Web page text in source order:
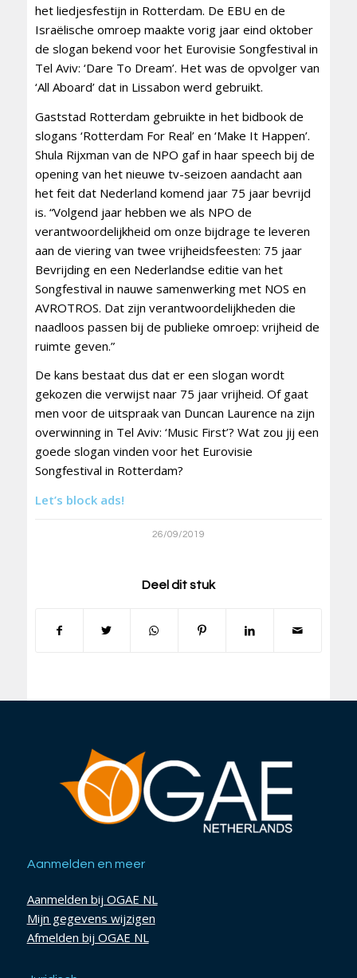
het liedjesfestijn in Rotterdam. De EBU en de
Israëlische omroep maakte vorig jaar eind oktober
de slogan bekend voor het Eurovisie Songfestival in
Tel Aviv: ‘Dare To Dream’. Het was de opvolger van
‘All Aboard’ dat in Lissabon werd gebruikt.
Gaststad Rotterdam gebruikte in het bidbook de
slogans ‘Rotterdam For Real’ en ‘Make It Happen’.
Shula Rijxman van de NPO gaf in haar speech bij de
opening van het nieuwe tv-seizoen aandacht aan
het feit dat Nederland komend jaar 75 jaar bevrijd
is. “Volgend jaar hebben we als NPO de
verantwoordelijkheid om onze bijdrage te leveren
aan de viering van twee vrijheidsfeesten: 75 jaar
Bevrijding en een Nederlandse editie van het
Songfestival in nauwe samenwerking met NOS en
AVROTROS. Dat zijn verantwoordelijkheden die
naadloos passen bij de publieke omroep: vrijheid de
ruimte geven.”
De kans bestaat dus dat er een slogan wordt
gekozen die verwijst naar 75 jaar vrijheid. Of gaat
men voor de uitspraak van Duncan Laurence na zijn
overwinning in Tel Aviv: ‘Music First’? Wat zou jij een
goede slogan vinden voor het Eurovisie
Songfestival in Rotterdam?
Let’s block ads!
26/09/2019
Deel dit stuk
Aanmelden en meer
Aanmelden bij OGAE NL
Mijn gegevens wijzigen
Afmelden bij OGAE NL